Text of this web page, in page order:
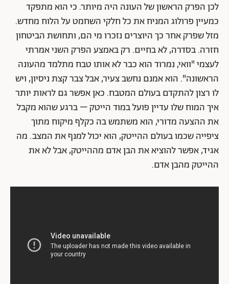
לכן הפרק הראשון של העונה היה מיותר. כי הוא מתפקד
כמעיין פרולוג המניח את כל חלקי השחמט על הלוח מחדש.
מזל שפרק אחר כך היוצרים נזכרו מי הם, ותחושת הביטחון
חזרה. בסדרה, לא בחיים. רק באמצע הפרק השני אמרתי
לעצמי "וואי, נמרוד הוא כבר לא אותו טבח מתלמד מהעונה
הראשונה". הוא אמנם נחשב צעיר, אבל צבר קצת ניסיון, ויש
לו רצון להתקדם בעולם המטבח. כאן אפשר גם לראות יותר
איך המוח שלו עדיין פועל במוד הייטק – ברגע שהוא מקבל
את ההצעה מדורי, הוא משתמש בה כקלף מיקוח מתוך
ציפייה שכמו בעולם ההייטק, הוא יכול למנף את המצב. מה
אגיד, אפשר להוציא את הבן אדם מההייטק, אבל לא את
ההייטק מהבן אדם.